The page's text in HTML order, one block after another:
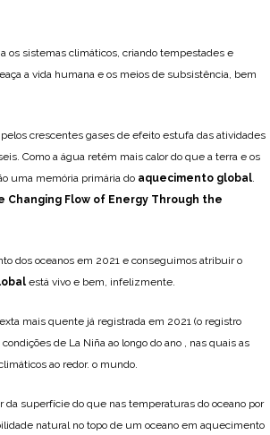
os sistemas climáticos, criando tempestades e
a vida humana e os meios de subsistência, bem
crescentes gases de efeito estufa das atividades
Como a água retém mais calor do que a terra e os
uma memória primária do aquecimento global.
Changing Flow of Energy Through the
dos oceanos em 2021 e conseguimos atribuir o
está vivo e bem, infelizmente.
mais quente já registrada em 2021 (o registro
de La Niña ao longo do ano , nas quais as
ao redor. o mundo.
superfície do que nas temperaturas do oceano por
natural no topo de um oceano em aquecimento